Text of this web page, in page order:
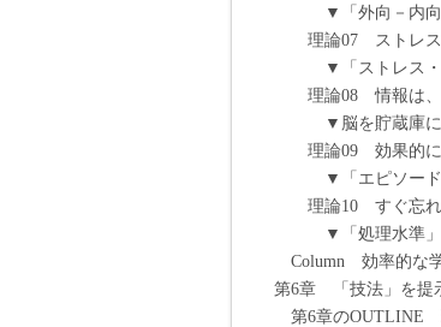
▼「外向－内向」
理論07 ストレス
▼「ストレス・コ
理論08 情報は、
▼脳を貯蔵庫にた
理論09 効果的に
▼「エピソード記
理論10 すぐ忘れ
▼「処理水準」
Column 効率的な
第6章 「技法」を提
第6章のOUTLINE